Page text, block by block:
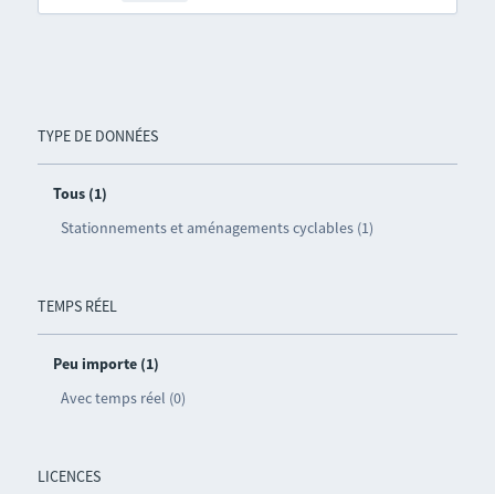
TYPE DE DONNÉES
Tous (1)
Stationnements et aménagements cyclables (1)
TEMPS RÉEL
Peu importe (1)
Avec temps réel (0)
LICENCES